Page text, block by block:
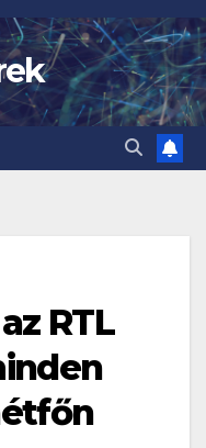
RTL